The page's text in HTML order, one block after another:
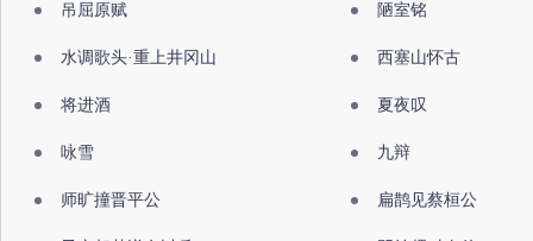
吊屈原赋 陋室铭
水调歌头·重上井冈山 西塞山怀古
将进酒 夏夜叹
咏雪 九辩
师旷撞晋平公 扁鹊见蔡桓公